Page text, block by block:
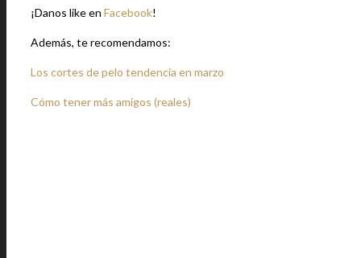
¡Danos like en Facebook!
Además, te recomendamos:
Los cortes de pelo tendencia en marzo
Cómo tener más amigos (reales)